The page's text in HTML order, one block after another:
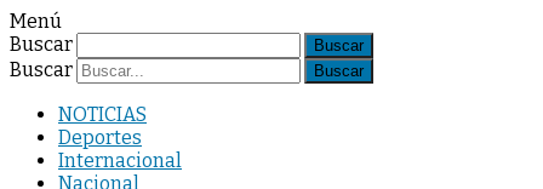
Menú
Buscar
Buscar
NOTICIAS
Deportes
Internacional
Nacional